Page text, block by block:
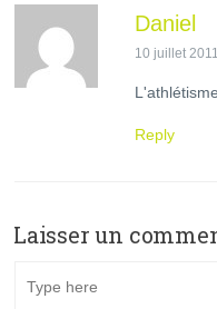
Daniel
10 juillet
Reply
Laisser un